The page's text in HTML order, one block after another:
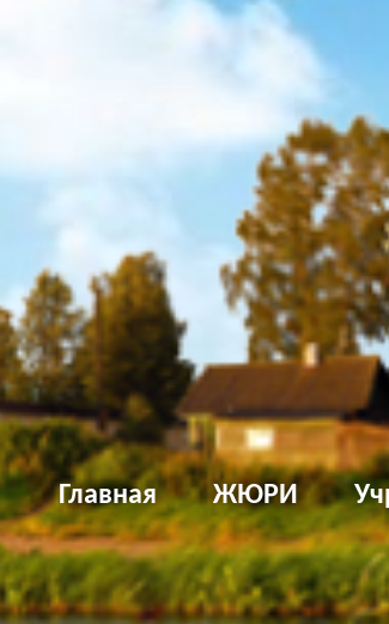
Главная ЖЮРИ